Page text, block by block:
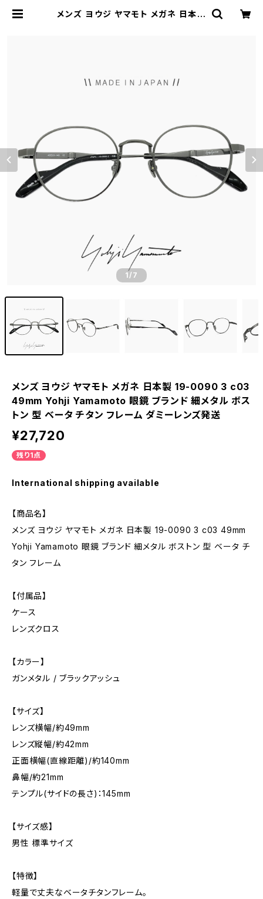
メンズ ヨウジ ヤマモト メガネ 日本製
1/7
メンズ ヨウジ ヤマモト メガネ 日本製 19-0090 3 c03
49mm Yohji Yamamoto 眼鏡 ブランド 細メタル ボス
トン 型 ベータ チタン フレーム ダミーレンズ発送
¥27,720
残り1点
International shipping available
【商品名】
メンズ ヨウジ ヤマモト メガネ 日本製 19-0090 3 c03 49mm
Yohji Yamamoto 眼鏡 ブランド 細メタル ボストン 型 ベータ チ
タン フレーム
【付属品】
ケース
レンズクロス
【カラー】
ガンメタル / ブラックアッシュ
【サイズ】
レンズ横幅/約49mm
レンズ縦幅/約42mm
正面横幅(直線距離)/約140mm
鼻幅/約21mm
テンプル(サイドの長さ)：145mm
【サイズ感】
男性 標準サイズ
【特徴】
軽量で丈夫なベータチタンフレーム。